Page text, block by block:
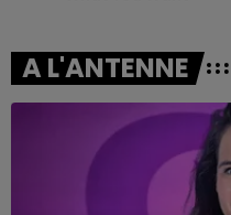
A L'ANTENNE